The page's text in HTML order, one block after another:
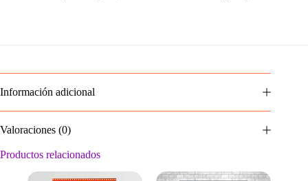
Información adicional
Valoraciones (0)
Productos relacionados